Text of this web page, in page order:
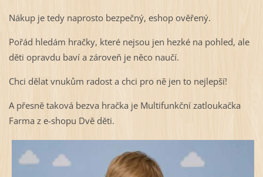
Nákup je tedy naprosto bezpečný, eshop ověřený.
Pořád hledám hračky, které nejsou jen hezké na pohled, ale
děti opravdu baví a zároveň je něco naučí.
Chci dělat vnukům radost a chci pro ně jen to nejlepší!
A přesně taková bezva hračka je Multifunkční zatloukačka
Farma z e-shopu Dvě děti.